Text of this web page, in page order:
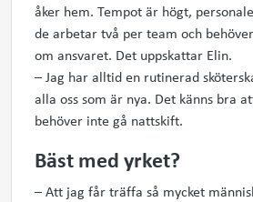
åker hem. Tempot är högt,
de arbetar två per team och
om ansvaret. Det uppskattar Elin.
– Jag har alltid en rutinerad
alla oss som är nya. Det känns bra
behöver inte gå nattskift.
Bäst med yrket?
– Att jag får träffa så mycket